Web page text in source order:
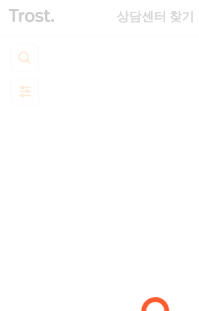
상담센터 찾기